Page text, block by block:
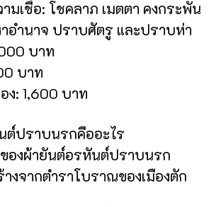
เชื่อ: โชคลาภ เมตตา คงกระพัน
อำนาจ ปราบศัตรู และปราบห่า
บาท
บาท
ง: 1,600 บาท
ต์ปราบนรกคืออะไร
ของผ้ายันต์อรหันต์ปราบนรก
งจากตำราโบราณของเมืองตัก